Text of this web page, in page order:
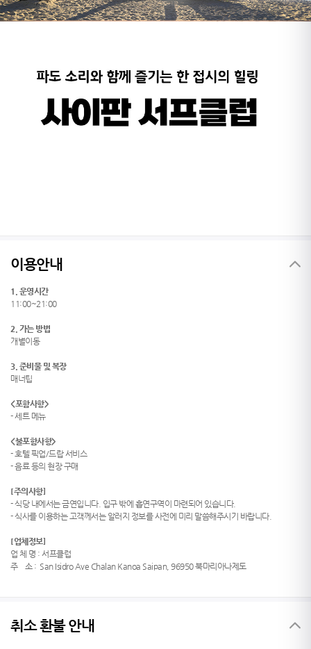
이용안내
1. 운영시간
11:00~21:00
2. 가는 방법
개별이동
3. 준비물 및 복장
매너팁
<포함사항>
- 세트 메뉴
<불포함사항>
-호텔 픽업/드랍 서비스
- 음료 등의 현장 구매
[주의사항]
- 식당 내에서는 금연입니다. 입구 밖에 흡연구역이 마련되어 있습니다.
- 식사를 이용하는 고객께서는 알러지 정보를 사전에 미리 말씀해주시기 바랍니다.
[업체정보]
업 체 명 : 서프클럽
주 소 : San Isidro Ave Chalan Kanoa Saipan, 96950 북마리아나제도
취소 환불 안내